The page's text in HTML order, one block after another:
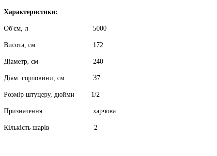
Характеристики:
Об'єм, л 5000
Висота, см 172
Діаметр, см 240
Діам. горловини, см 37
Розмір штуцеру, дюйми 1/2
Призначення харчова
Кількість шарів 2